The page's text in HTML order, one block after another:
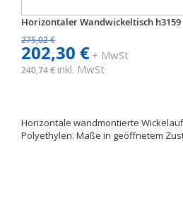
Horizontaler Wandwickeltisch h3159
275,02 €
202,30 €+ MwSt
240,74 € inkl. MwSt
Horizontale wandmontierte
Polyethylen. Maße in geöffnetem